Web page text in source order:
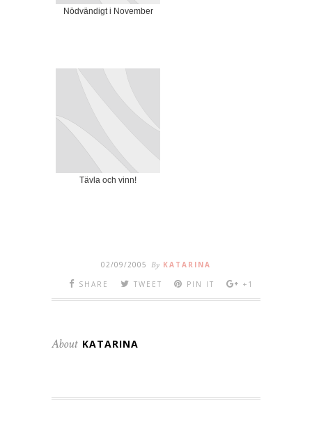
Nödvändigt i November
Tävla och vinn!
02/09/2005 By KATARINA
SHARE
TWEET PIN IT +1
About KATARINA